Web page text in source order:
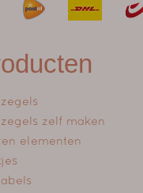
zelf maken
elementen